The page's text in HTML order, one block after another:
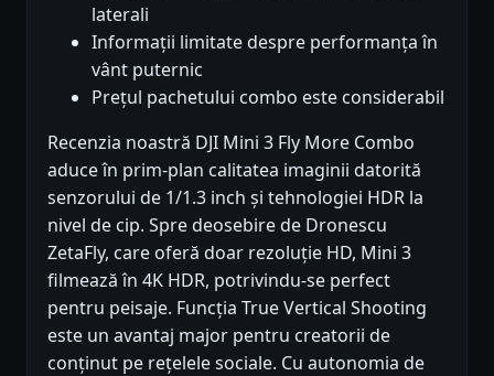
laterali
Informații limitate despre performanța în
vânt puternic
Prețul pachetului combo este considerabil
Recenzia noastră DJI Mini 3 Fly More Combo
aduce în prim-plan calitatea imaginii datorită
senzorului de 1/1.3 inch și tehnologiei HDR la
nivel de cip. Spre deosebire de Dronescu
ZetaFly, care oferă doar rezoluție HD, Mini 3
filmează în 4K HDR, potrivindu-se perfect
pentru peisaje. Funcția True Vertical Shooting
este un avantaj major pentru creatorii de
conținut pe rețelele sociale. Cu autonomia de